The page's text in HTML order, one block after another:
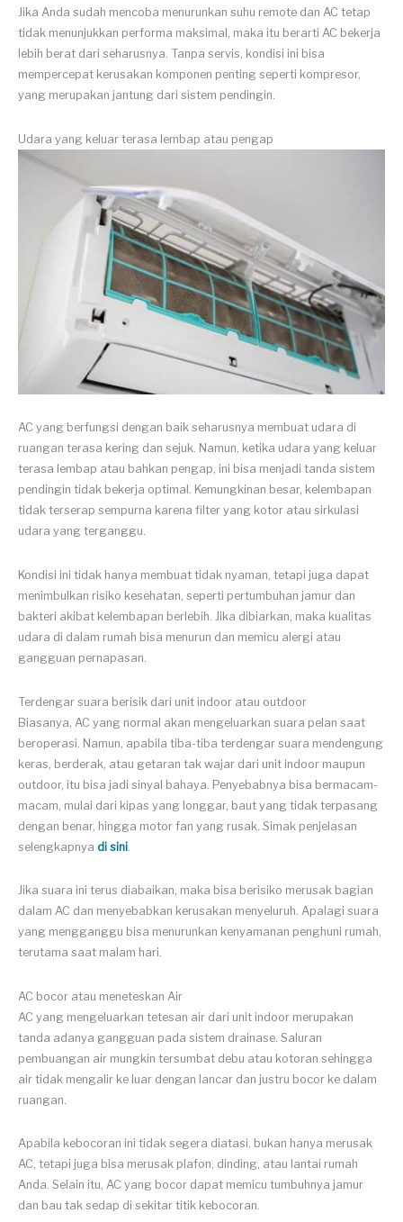
Jika Anda sudah mencoba menurunkan suhu remote dan AC tetap
tidak menunjukkan performa maksimal, maka itu berarti AC bekerja
lebih berat dari seharusnya. Tanpa servis, kondisi ini bisa
mempercepat kerusakan komponen penting seperti kompresor,
yang merupakan jantung dari sistem pendingin.
Udara yang keluar terasa lembap atau pengap
AC yang berfungsi dengan baik seharusnya membuat udara di
ruangan terasa kering dan sejuk. Namun, ketika udara yang keluar
terasa lembap atau bahkan pengap, ini bisa menjadi tanda sistem
pendingin tidak bekerja optimal. Kemungkinan besar, kelembapan
tidak terserap sempurna karena filter yang kotor atau sirkulasi
udara yang terganggu.
Kondisi ini tidak hanya membuat tidak nyaman, tetapi juga dapat
menimbulkan risiko kesehatan, seperti pertumbuhan jamur dan
bakteri akibat kelembapan berlebih. Jika dibiarkan, maka kualitas
udara di dalam rumah bisa menurun dan memicu alergi atau
gangguan pernapasan.
Terdengar suara berisik dari unit indoor atau outdoor
Biasanya, AC yang normal akan mengeluarkan suara pelan saat
beroperasi. Namun, apabila tiba-tiba terdengar suara mendengung
keras, berderak, atau getaran tak wajar dari unit indoor maupun
outdoor, itu bisa jadi sinyal bahaya. Penyebabnya bisa bermacam-
macam, mulai dari kipas yang longgar, baut yang tidak terpasang
dengan benar, hingga motor fan yang rusak. Simak penjelasan
selengkapnya di sini
Jika suara ini terus diabaikan, maka bisa berisiko merusak bagian
dalam AC dan menyebabkan kerusakan menyeluruh. Apalagi suara
yang mengganggu bisa menurunkan kenyamanan penghuni rumah,
terutama saat malam hari.
AC bocor atau meneteskan Air
AC yang mengeluarkan tetesan air dari unit indoor merupakan
tanda adanya gangguan pada sistem drainase. Saluran
pembuangan air mungkin tersumbat debu atau kotoran sehingga
air tidak mengalir ke luar dengan lancar dan justru bocor ke dalam
ruangan.
Apabila kebocoran ini tidak segera diatasi, bukan hanya merusak
AC, tetapi juga bisa merusak plafon, dinding, atau lantai rumah
Anda. Selain itu, AC yang bocor dapat memicu tumbuhnya jamur
dan bau tak sedap di sekitar titik kebocoran.